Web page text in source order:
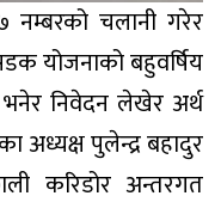
नम्बरको चलानी गरेर
योजनाको बहुवर्षिय
निवेदन लेखेर अर्थ
अध्यक्ष पुलेन्द्र बहादुर
करिडोर अन्तरगत